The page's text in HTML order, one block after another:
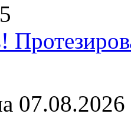
07.08.2026